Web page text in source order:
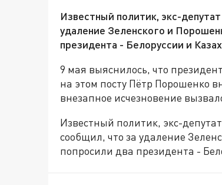
Известный политик, экс-
удаление Зеленского и
президента - Белоруссии и
9 мая выяснилось, что
на этом посту Пётр Порошенко
внезапное исчезновение
Известный политик, экс-
сообщил, что за удаление
попросили два президента -